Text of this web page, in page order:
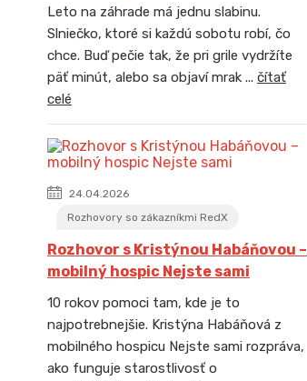
Leto na záhrade má jednu slabinu.
Slniečko, ktoré si každú sobotu robí, čo
chce. Buď pečie tak, že pri grile vydržíte
päť minút, alebo sa objaví mrak ... čítať
celé
24.04.2026
Rozhovory so zákazníkmi RedX
Rozhovor s Kristýnou Habáňovou –
mobilný hospic Nejste sami
10 rokov pomoci tam, kde je to
najpotrebnejšie. Kristýna Habáňová z
mobilného hospicu Nejste sami rozpráva,
ako funguje starostlivosť o